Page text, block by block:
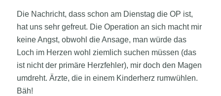
Die Nachricht, dass schon am Dienstag die OP ist,
hat uns sehr gefreut. Die Operation an sich macht mir
keine Angst, obwohl die Ansage, man würde das
Loch im Herzen wohl ziemlich suchen müssen (das
ist nicht der primäre Herzfehler), mir doch den Magen
umdreht. Ärzte, die in einem Kinderherz rumwühlen.
Bäh!